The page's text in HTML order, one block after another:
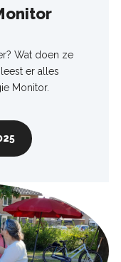
Wat doen ze
er alles
Monitor.